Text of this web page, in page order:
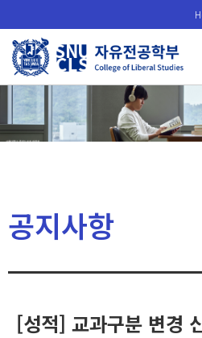
로
메
공지사항
[성적] 교과구분 변경